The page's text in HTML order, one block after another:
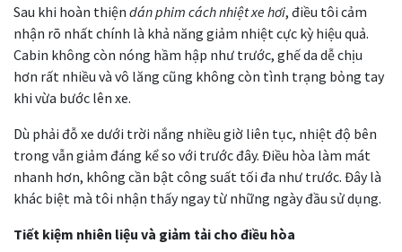
Sau khi hoàn thiện dán phim cách nhiệt xe hơi, điều tôi cảm
nhận rõ nhất chính là khả năng giảm nhiệt cực kỳ hiệu quả.
Cabin không còn nóng hầm hập như trước, ghế da dễ chịu
hơn rất nhiều và vô lăng cũng không còn tình trạng bỏng tay
khi vừa bước lên xe.
Dù phải đỗ xe dưới trời nắng nhiều giờ liên tục, nhiệt độ bên
trong vẫn giảm đáng kể so với trước đây. Điều hòa làm mát
nhanh hơn, không cần bật công suất tối đa như trước. Đây là
khác biệt mà tôi nhận thấy ngay từ những ngày đầu sử dụng.
Tiết kiệm nhiên liệu và giảm tải cho điều hòa